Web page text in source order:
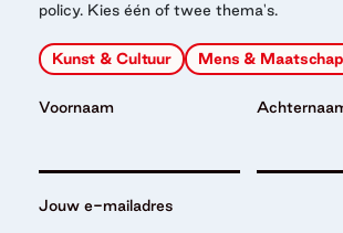
policy. Kies één of twee thema's.
Kunst & Cultuur Mens &
Jouw e-mailadres
Voornaam